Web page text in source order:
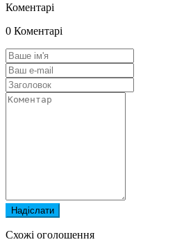
Коментарі
0 Коментарі
Надіслати
Схожі оголошення